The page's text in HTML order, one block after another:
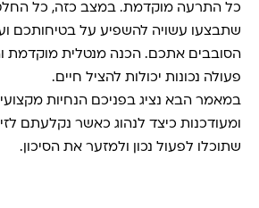
כל התרעה מוקדמת. במצב כזה, כל
שתבצעו עשויה להשפיע על בטיחותכם
הסובבים אתכם. הכנה מנטלית מוקדמת
פעולה נכונות יכולות להציל חיים.
במאמר הבא נציג בפניכם הנחיות
ומעודכנות כיצד לנהוג כאשר נקלעתם
שתוכלו לפעול נכון ולמזער את הסיכון.